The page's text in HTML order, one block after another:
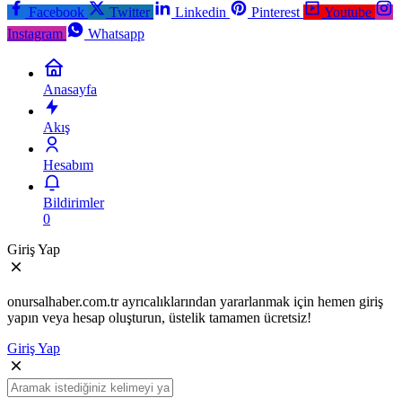
Facebook
Twitter Linkedin Pinterest
Youtube
Instagram
Whatsapp
Anasayfa
Akış
Hesabım
Bildirimler
0
Giriş Yap
onursalhaber.com.tr ayrıcalıklarından yararlanmak için hemen giriş
yapın veya hesap oluşturun, üstelik tamamen ücretsiz!
Giriş Yap